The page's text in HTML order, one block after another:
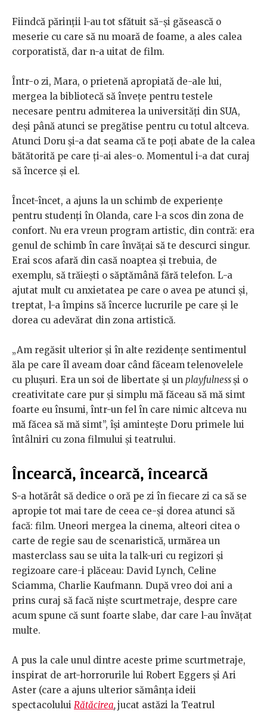
Fiindcă părinții l-au tot sfătuit să-și găsească o
meserie cu care să nu moară de foame, a ales calea
corporatistă, dar n-a uitat de film.
Într-o zi, Mara, o prietenă apropiată de-ale lui,
mergea la bibliotecă să învețe pentru testele
necesare pentru admiterea la universități din SUA,
deși până atunci se pregătise pentru cu totul altceva.
Atunci Doru și-a dat seama că te poți abate de la calea
bătătorită pe care ți-ai ales-o. Momentul i-a dat curaj
să încerce și el.
Încet-încet, a ajuns la un schimb de experiențe
pentru studenți în Olanda, care l-a scos din zona de
confort. Nu era vreun program artistic, din contră: era
genul de schimb în care învățai să te descurci singur.
Erai scos afară din casă noaptea și trebuia, de
exemplu, să trăiești o săptămână fără telefon. L-a
ajutat mult cu anxietatea pe care o avea pe atunci și,
treptat, l-a împins să încerce lucrurile pe care și le
dorea cu adevărat din zona artistică.
„Am regăsit ulterior și în alte rezidențe sentimentul
ăla pe care îl aveam doar când făceam telenovelele
cu plușuri. Era un soi de libertate și un playfulnessși o
creativitate care pur și simplu mă făceau să mă simt
foarte eu însumi, într-un fel în care nimic altceva nu
mă făcea să mă simt”, își amintește Doru primele lui
întâlniri cu zona filmului și teatrului.
Încearcă, încearcă, încearcă
S-a hotărât să dedice o oră pe zi în fiecare zi ca să se
apropie tot mai tare de ceea ce-și dorea atunci să
facă: film. Uneori mergea la cinema, alteori citea o
carte de regie sau de scenaristică, urmărea un
masterclass sau se uita la talk-uri cu regizori și
regizoare care-i plăceau: David Lynch, Celine
Sciamma, Charlie Kaufmann. După vreo doi ani a
prins curaj să facă niște scurtmetraje, despre care
acum spune că sunt foarte slabe, dar care l-au învățat
multe.
A pus la cale unul dintre aceste prime scurtmetraje,
inspirat de art-horrorurile lui Robert Eggers și Ari
Aster (care a ajuns ulterior sămânța ideii
spectacolului Rătăcirea, jucat astăzi la Teatrul